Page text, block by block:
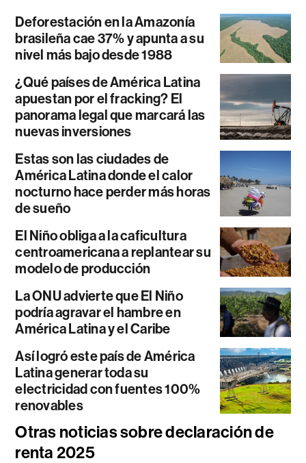
Deforestación en la Amazonía
brasileña cae 37% y apunta a su
nivel más bajo desde 1988
¿Qué países de América Latina
apuestan por el fracking? El
panorama legal que marcará las
nuevas inversiones
Estas son las ciudades de
América Latina donde el calor
nocturno hace perder más horas
de sueño
El Niño obliga a la caficultura
centroamericana a replantear su
modelo de producción
La ONU advierte que El Niño
podría agravar el hambre en
América Latina y el Caribe
Así logró este país de América
Latina generar toda su
electricidad con fuentes 100%
renovables
Otras noticias sobre declaración de
renta 2025